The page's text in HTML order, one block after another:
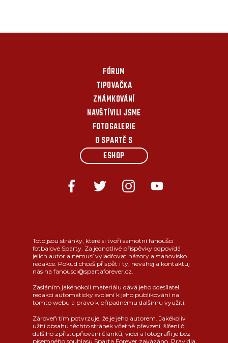
FÓRUM
TIPOVAČKA
ZNÁMKOVÁNÍ
NAVŠTÍVILI JSME
FOTOGALERIE
O SPARTĚ S
ESHOP
Toto jsou stránky, které si tvoří samotní fanoušci
fotbalové Sparty. Za jednotlivé příspěvky odpovídá
jejich autor a nemusí vyjadřovat názory a stanovisko
redakce. Pokud chceš přispět i ty, neváhej a kontaktuj
nás na fanousci@spartaforever.cz.
Zasláním jakéhokoli materiálu dává jeho odesílatel
redakci automaticky svolení k jeho publikování na
tomto webu a právo k případnému dalšímu využití.
Zároveň tím potvrzuje, že je jeho autorem. Jakékoliv
užití obsahu těchto stránek včetně převzetí, šíření či
dalšího zpřístupňování článků, videí a fotografií je bez
písemného souhlasu Sparta Forever zakázáno. Pravidla